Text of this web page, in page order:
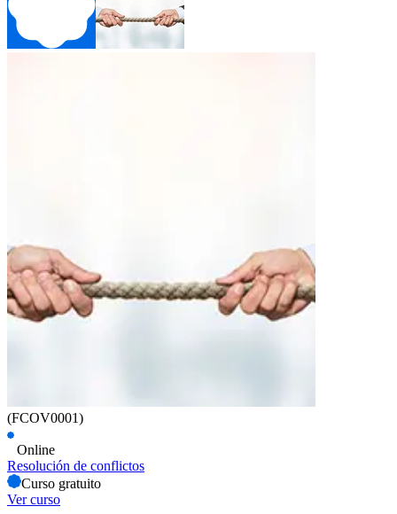
(FCOV0001)
Online
Resolución de conflictos
Curso gratuito
Ver curso